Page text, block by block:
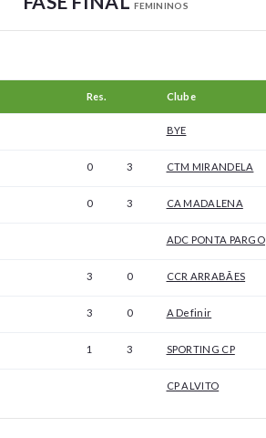
FEMININOS
Res. Clube
BYE
0 3 CTM MIRANDELA
0 3 CA MADALENA
ADC PONTA PARGO
3 0 CCR ARRABÃES
3 0 A Definir
1 3 SPORTING CP
CP ALVITO